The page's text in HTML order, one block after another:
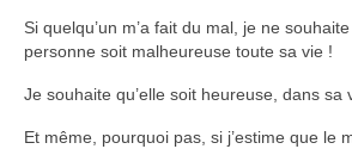
Si quelqu’un m’a fait du mal, je ne
personne soit malheureuse toute sa vie !
Je souhaite qu’elle soit heureuse, dans sa
Et même, pourquoi pas, si j’estime que le